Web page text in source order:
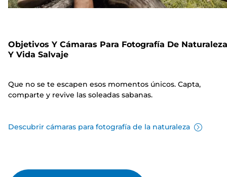
Objetivos Y Cámaras Para Fotografía De Naturaleza
Y Vida Salvaje
Que no se te escapen esos momentos únicos. Capta,
comparte y revive las soleadas sabanas.
Descubrir cámaras para fotografía de la naturaleza